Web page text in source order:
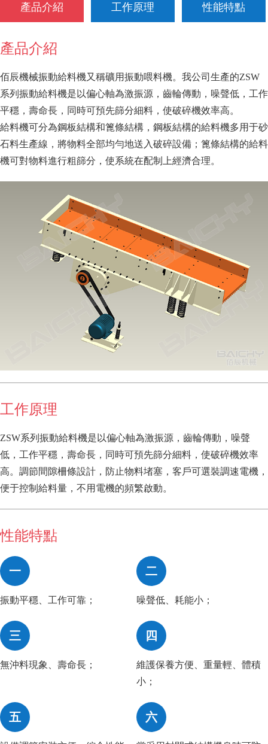
產品介紹 工作原理 性能特點
產品介紹
佰辰機械振動給料機又稱礦用振動喂料機。我公司生產的ZSW
系列振動給料機是以偏心軸為激振源，齒輪傳動，噪聲低，工作
平穩，壽命長，同時可預先篩分細料，使破碎機效率高。
給料機可分為鋼板結構和篦條結構，鋼板結構的給料機多用于砂
石料生產線，將物料全部均勻地送入破碎設備；篦條結構的給料
機可對物料進行粗篩分，使系統在配制上經濟合理。
工作原理
ZSW系列振動給料機是以偏心軸為激振源，齒輪傳動，噪聲
低，工作平穩，壽命長，同時可預先篩分細料，使破碎機效率
高。調節間隙柵條設計，防止物料堵塞，客戶可選裝調速電機，
便于控制給料量，不用電機的頻繁啟動。
性能特點
一
振動平穩、工作可靠；
二
噪聲低、耗能小；
三
無沖料現象、壽命長；
四
維護保養方便、重量輕、體積
小；
五 六